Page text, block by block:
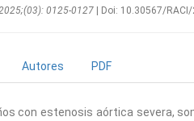
0125-0127 | Doi: 10.30567/
Autores PDF
con estenosis aórtica severa,